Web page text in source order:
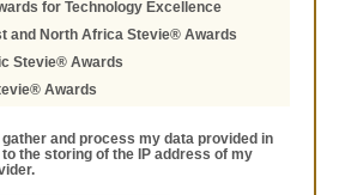
for Technology Excellence
and North Africa Stevie® Awards
Stevie® Awards
Awards
gather and process my data provided in
the storing of the IP address of my